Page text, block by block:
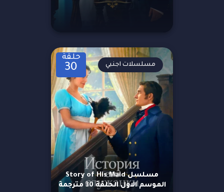
حلقة
30
مسلسل Story of His Maid
الموسم الاول الحلقة 30 مترجمة
مسلسلات اجنبي